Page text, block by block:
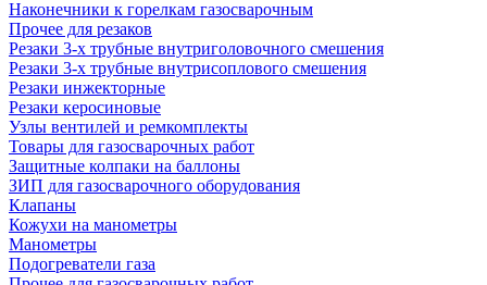
Наконечники к горелкам газосварочным
Прочее для резаков
Резаки 3-х трубные внутриголовочного смешения
Резаки 3-х трубные внутрисоплового смешения
Резаки инжекторные
Резаки керосиновые
Узлы вентилей и ремкомплекты
Товары для газосварочных работ
Защитные колпаки на баллоны
ЗИП для газосварочного оборудования
Клапаны
Кожухи на манометры
Манометры
Подогреватели газа